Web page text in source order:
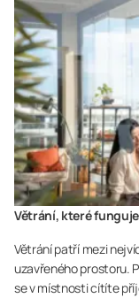
Větrání, které funguje
Větrání patří mezi
uzavřeného prostoru.
se v místnosti cítíte